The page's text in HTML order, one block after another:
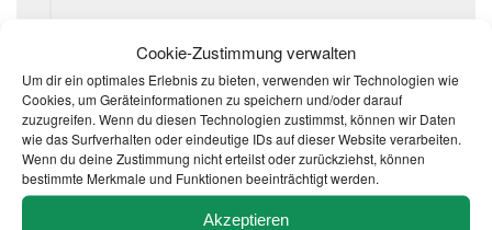
Cookie-Zustimmung verwalten
Um dir ein optimales Erlebnis zu bieten, verwenden wir Technologien wie
Cookies, um Geräteinformationen zu speichern und/oder darauf
zuzugreifen. Wenn du diesen Technologien zustimmst, können wir Daten
wie das Surfverhalten oder eindeutige IDs auf dieser Website verarbeiten.
Wenn du deine Zustimmung nicht erteilst oder zurückziehst, können
bestimmte Merkmale und Funktionen beeinträchtigt werden.
Akzeptieren
DOWNLOADS & LINKS
DEIN KONTAKT BEI UNS